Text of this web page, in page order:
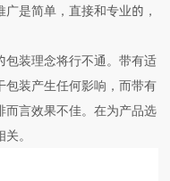
是简单，直接和专业的，
装理念将行不通。带有适
装产生任何影响，而带有
言效果不佳。在为产品选
。